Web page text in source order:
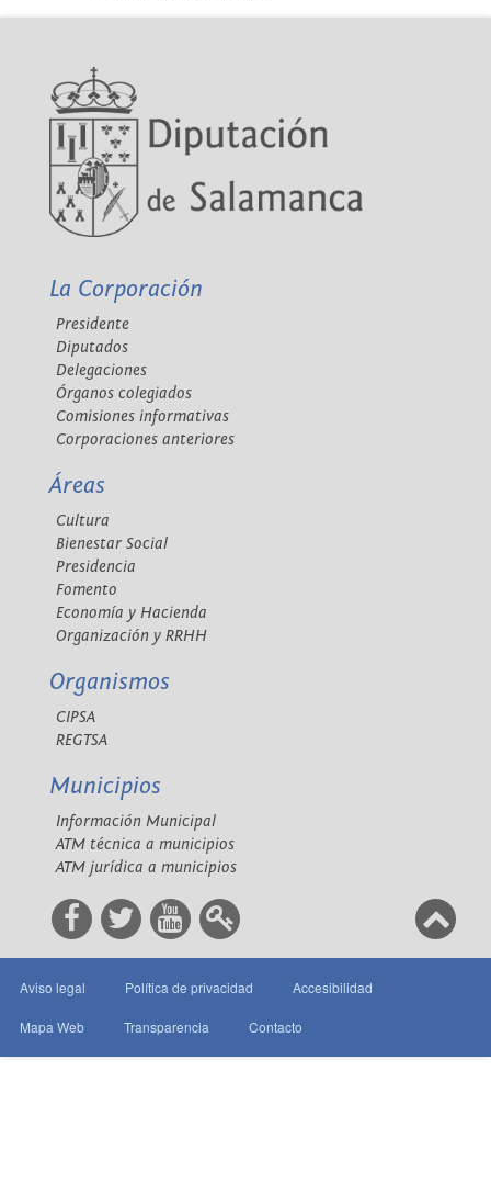
La Corporación
Presidente
Diputados
Delegaciones
Órganos colegiados
Comisiones informativas
Corporaciones anteriores
Áreas
Cultura
Bienestar Social
Presidencia
Fomento
Economía y Hacienda
Organización y RRHH
Organismos
CIPSA
REGTSA
Municipios
Información Municipal
ATM técnica a municipios
ATM jurídica a municipios
Aviso legal Política de privacidad Accesibilidad
Mapa Web Transparencia Contacto